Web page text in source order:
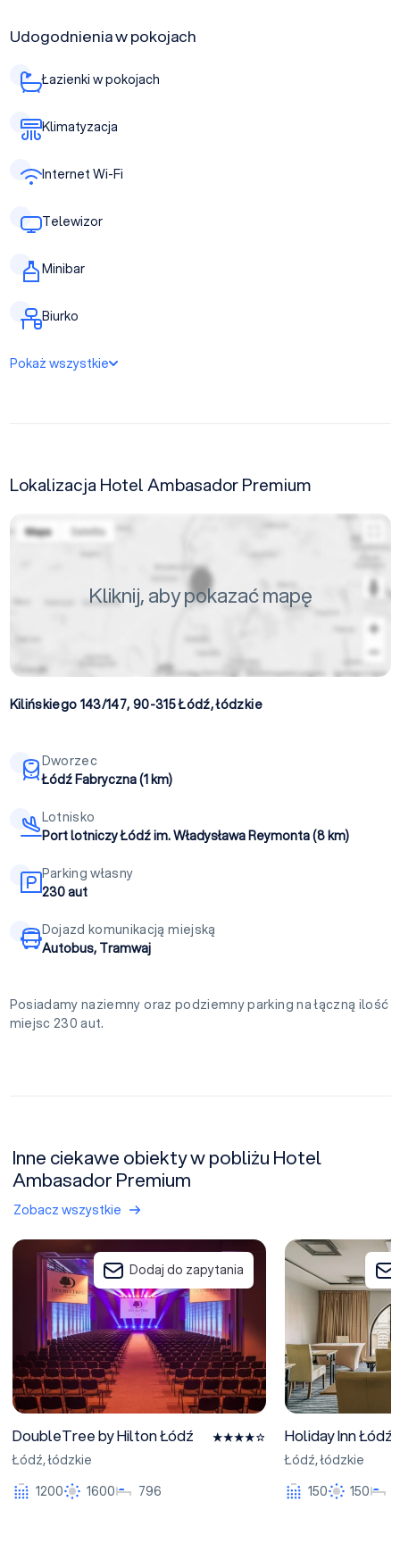
Udogodnienia w pokojach
Łazienki w pokojach
Klimatyzacja
Internet Wi-Fi
Telewizor
Minibar
Biurko
Pokaż wszystkie
Lokalizacja Hotel Ambasador Premium
Kliknij, aby pokazać mapę
Kilińskiego 143/147, 90-315Łódź,łódzkie
Dworzec
Łódź Fabryczna (1 km)
Lotnisko
Port lotniczy Łódź im. Władysława Reymonta (8 km)
Parking własny
230 aut
Dojazd komunikacją miejską
Autobus, Tramwaj
Posiadamy naziemny oraz podziemny parking na łączną ilość
miejsc 230 aut.
Inne ciekawe obiekty w pobliżu Hotel
Ambasador Premium
Zobacz wszystkie
DoubleTree by Hilton Łódź
Dodaj do zapytania
DoubleTree by Hilton Łódź
Łódź,łódzkie
1200
1600 796
Holiday Inn Łódź
Holiday Inn Łódź
Łódź,łódzkie
150
150